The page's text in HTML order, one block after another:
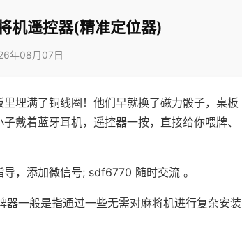
机遥控器(精准定位器)
年08月07日
埋满了铜线圈！他们早就换了磁力骰子，桌板
戴着蓝牙耳机，遥控器一按，直接给你喂牌、
，添加微信号; sdf6770 随时交流 。
一般是指通过一些无需对麻将机进行复杂安装